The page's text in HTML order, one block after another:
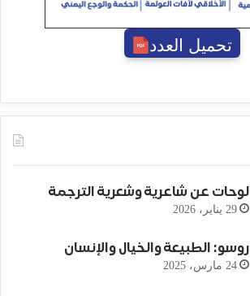
تحميل العدد
لوحات عن شاعرية وشعرية الترجمة
29 يناير، 2026
روسو: الطبيعة والخيال والإنسان
24 مارس، 2025